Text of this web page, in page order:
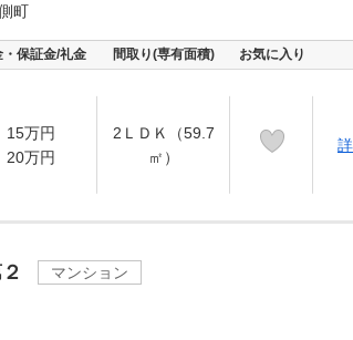
町
・保証金/礼金 間取り(専有面積) お気に入り
15万円
20万円
2ＬＤＫ（59.7
㎡）
マンション